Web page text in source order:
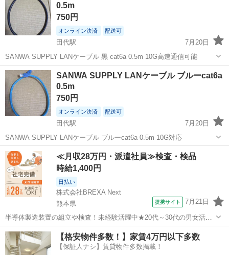
0.5m
750円
オンライン決済 配送可
田代駅
7月20日
SANWA SUPPLY LANケーブル 黒 cat6a 0.5m 10G高速通信可能
佐賀 鳥栖市 LANケーブル
SANWA SUPPLY LANケーブル ブルーcat6a
0.5m
750円
オンライン決済 配送可
田代駅
7月20日
SANWA SUPPLY LANケーブル ブルーcat6a 0.5m 10G対応
佐賀 鳥栖市 田代駅 周辺機器
≪月収28万円・派遣社員≫検査・検品
時給1,400円
日払い
株式会社BREXA Next
熊本県
提携サイト 7月21日
半導体製造装置の組立や検査！未経験活躍中★20代～30代の男女活躍
中★ワンルーム寮完備！赴任旅費会社負担！マイカー通勤OK！無料駐
車場あり！正社員登用あり！《熊本県菊池郡大津町》 人気の工場のお
仕事 ◇半導体製造装置の組立...
熊本 その他
【格安物件多数！】家賃4万円以下多数
【保証人ナシ】賃貸物件多数掲載！